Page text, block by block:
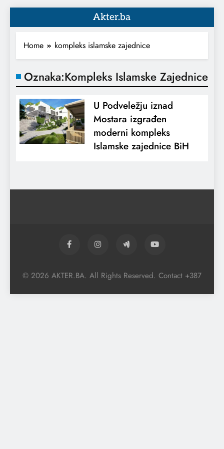
Akter.ba
Home kompleks islamske zajednice
Oznaka:Kompleks Islamske Zajednice
U Podveležju iznad
Mostara izgrađen
moderni kompleks
Islamske zajednice BiH
© 2026 AKTER.BA. All Rights Reserved. Contact +387